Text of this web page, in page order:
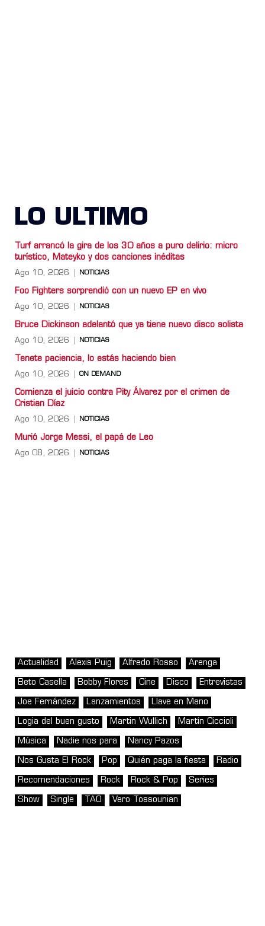
LO ULTIMO
Turf arrancó la gira de los 30 años a puro delirio: micro
turístico, Mateyko y dos canciones inéditas
Ago 10, 2026 NOTICIAS
Foo Fighters sorprendió con un nuevo EP en vivo
Ago 10, 2026 NOTICIAS
Bruce Dickinson adelantó que ya tiene nuevo disco solista
Ago 10, 2026 NOTICIAS
Tenete paciencia, lo estás haciendo bien
Ago 10, 2026 ON DEMAND
Comienza el juicio contra Pity Álvarez por el crimen de
Cristian Díaz
Ago 10, 2026 NOTICIAS
Murió Jorge Messi, el papá de Leo
Ago 08, 2026 NOTICIAS
Actualidad Alexis Puig Alfredo Rosso Arenga
Beto Casella Bobby Flores Cine Disco Entrevistas
Joe Fernández Lanzamientos Llave en Mano
Logia del buen gusto Martin Wullich Martín Ciccioli
Música Nadie nos para Nancy Pazos
Nos Gusta El Rock Pop Quién paga la fiesta Radio
Recomendaciones Rock Rock & Pop Series
Show Single TAO Vero Tossounian